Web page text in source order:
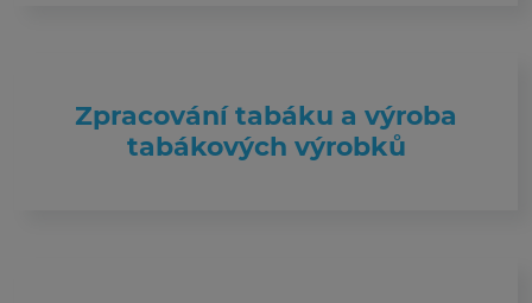
Zpracování tabáku a výroba
tabákových výrobků